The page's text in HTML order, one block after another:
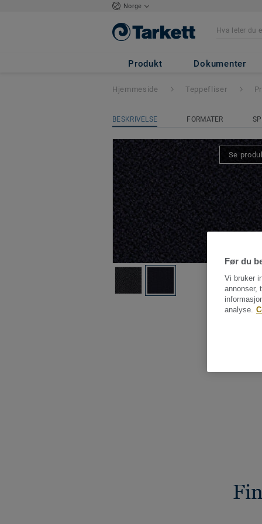
Norge
Produkt Dokumenter
Protect - Protect
Hjemmeside Teppefliser
BESKRIVELSE FORMATER
Se
Før du
Vi bruker
annonser,
analyse.